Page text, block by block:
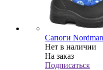
Сапоги
Нет в наличии
На заказ
Подписаться